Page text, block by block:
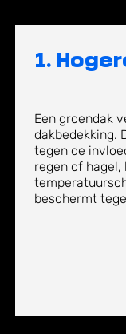
1.
Een groendak
dakbedekking.
tegen de
regen of
beschermt